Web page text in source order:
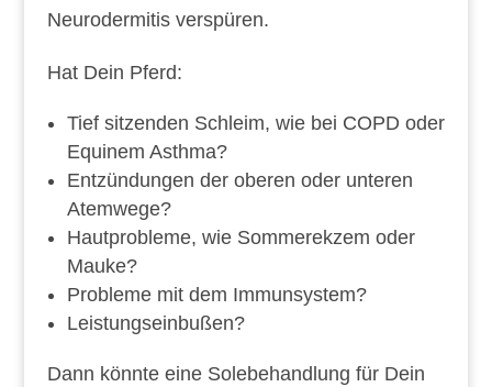
Neurodermitis verspüren.
Hat Dein Pferd:
Tief sitzenden Schleim, wie bei COPD oder
Equinem Asthma?
Entzündungen der oberen oder unteren
Atemwege?
Hautprobleme, wie Sommerekzem oder
Mauke?
Probleme mit dem Immunsystem?
Leistungseinbußen?
Dann könnte eine Solebehandlung für Dein